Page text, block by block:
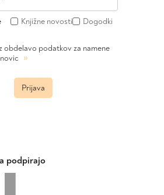
Knjižne novosti Dogodki
obdelavo podatkov za namene
»
Prijava
podpirajo